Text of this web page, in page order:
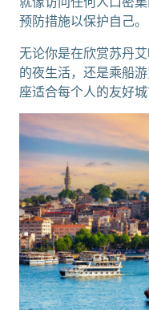
预防措施以保护自己。
无论你是在欣赏苏丹
的夜生活，还是乘船
座适合每个人的友好城